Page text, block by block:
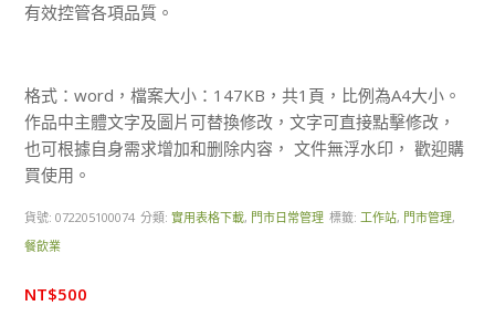
有效控管各項品質。
格式：word，檔案大小：147KB，共1頁，比例為A4大小。
作品中主體文字及圖片可替換修改，文字可直接點擊修改，
也可根據自身需求增加和删除内容， 文件無浮水印， 歡迎購
買使用。
貨號: 072205100074 分類:實用表格下載, 門市日常管理 標籤: 工作站, 門市管理,
餐飲業
NT$500